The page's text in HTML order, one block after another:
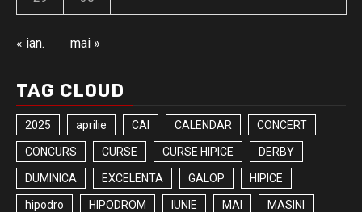
« ian. mai »
TAG CLOUD
2025 aprilie CAI CALENDAR CONCERT
CONCURS CURSE CURSE HIPICE DERBY
DUMINICA EXCELENTA GALOP HIPICE
hipodro HIPODROM IUNIE MAI MASINI